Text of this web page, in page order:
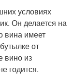
условиях
Он делается на
вина имеет
от
вино из
годится.